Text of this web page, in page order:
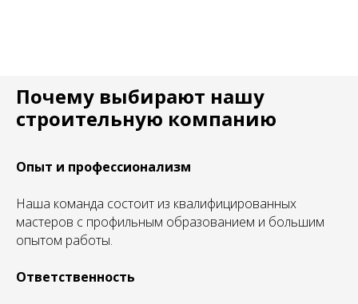
Почему выбирают нашу
строительную компанию
Опыт и профессионализм
Наша команда состоит из квалифицированных
мастеров с профильным образованием и большим
опытом работы.
Ответственность